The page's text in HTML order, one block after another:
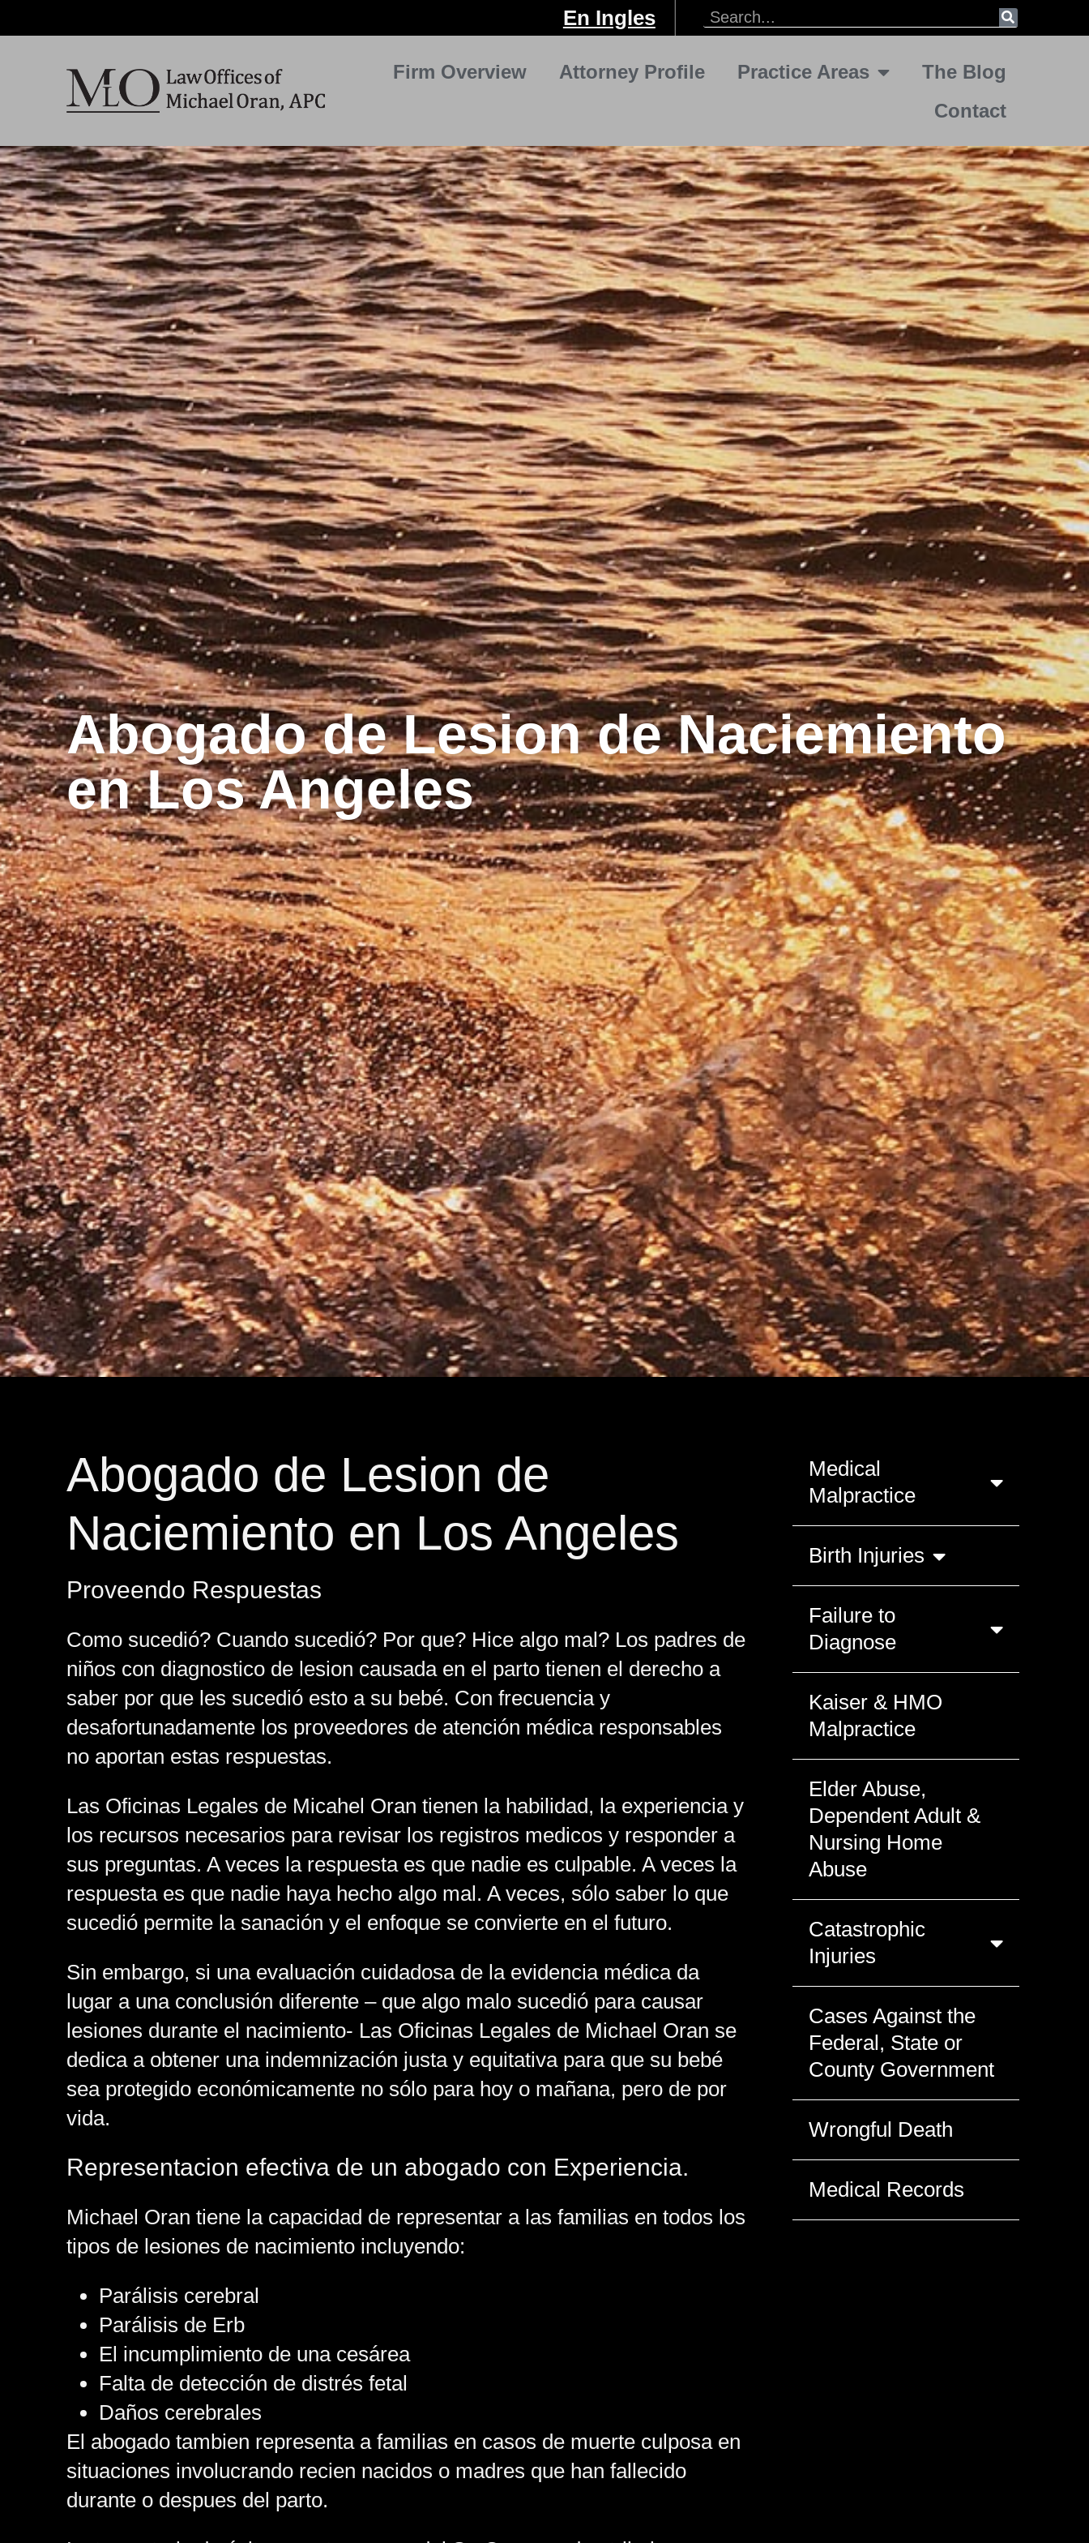
En Ingles
Firm Overview Attorney Profile Practice Areas
The Blog
Contact
Abogado de Lesion de Naciemiento
en Los Angeles
Abogado de Lesion de
Naciemiento en Los Angeles
Proveendo Respuestas
Como sucedió? Cuando sucedió? Por que? Hice algo mal? Los padres de
niños con diagnostico de lesion causada en el parto tienen el derecho a
saber por que les sucedió esto a su bebé. Con frecuencia y
desafortunadamente los proveedores de atención médica responsables
no aportan estas respuestas.
Las Oficinas Legales de Micahel Oran tienen la habilidad, la experiencia y
los recursos necesarios para revisar los registros medicos y responder a
sus preguntas. A veces la respuesta es que nadie es culpable. A veces la
respuesta es que nadie haya hecho algo mal. A veces, sólo saber lo que
sucedió permite la sanación y el enfoque se convierte en el futuro.
Sin embargo, si una evaluación cuidadosa de la evidencia médica da
lugar a una conclusión diferente – que algo malo sucedió para causar
lesiones durante el nacimiento- Las Oficinas Legales de Michael Oran se
dedica a obtener una indemnización justa y equitativa para que su bebé
sea protegido económicamente no sólo para hoy o mañana, pero de por
vida.
Representacion efectiva de un abogado con Experiencia.
Michael Oran tiene la capacidad de representar a las familias en todos los
tipos de lesiones de nacimiento incluyendo:
Parálisis cerebral
Parálisis de Erb
El incumplimiento de una cesárea
Falta de detección de distrés fetal
Daños cerebrales
El abogado tambien representa a familias en casos de muerte culposa en
situaciones involucrando recien nacidos o madres que han fallecido
durante o despues del parto.
Medical
Malpractice
Birth Injuries
Failure to
Diagnose
Kaiser & HMO
Malpractice
Elder Abuse,
Dependent Adult &
Nursing Home
Abuse
Catastrophic
Injuries
Cases Against the
Federal, State or
County Government
Wrongful Death
Medical Records